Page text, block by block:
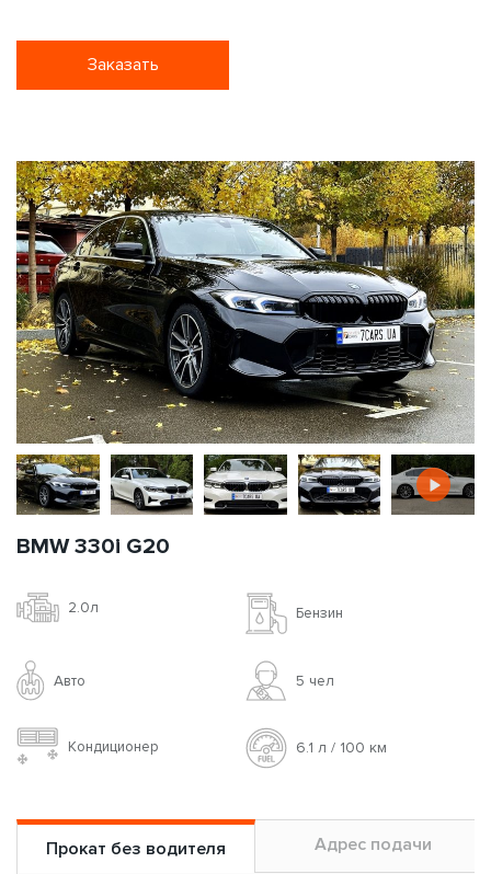
Заказать
BMW 330i G20
2.0л Бензин
Авто 5 чел
Кондиционер 6.1 л / 100 км
Прокат без водителя Адрес подачи